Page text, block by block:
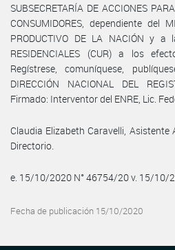
SUBSECRETARÍA DE ACCIONES
CONSUMIDORES, dependiente del
PRODUCTIVO DE LA NACIÓN y a
RESIDENCIALES (CUR) a los
Regístrese, comuníquese,
DIRECCIÓN NACIONAL DEL
Firmado: Interventor del ENRE, Lic.
Claudia Elizabeth Caravelli,
Directorio.
e. 15/10/2020 N° 46754/20 v. 15/10/
Fecha de publicación 15/10/2020